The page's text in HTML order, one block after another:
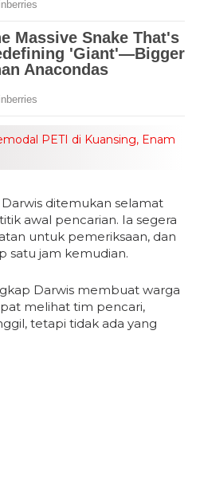
PETI di Kuansing, Enam
ditemukan selamat
awal pencarian. Ia segera
untuk pemeriksaan, dan
satu jam kemudian.
Darwis membuat warga
melihat tim pencari,
tetapi tidak ada yang